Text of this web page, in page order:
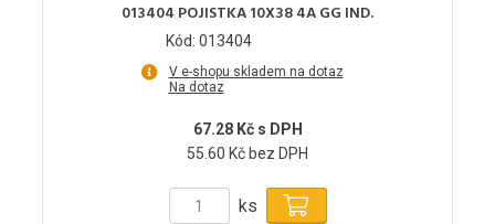
013404 POJISTKA 10X38 4A GG IND.
Kód: 013404
V e-shopu skladem na dotaz
Na dotaz
67.28 Kč s DPH
55.60 Kč bez DPH
ks